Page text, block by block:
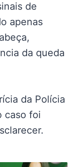
de
apenas
da queda
da Polícia
caso foi